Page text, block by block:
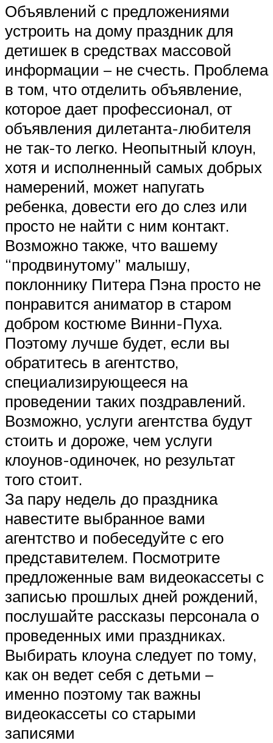
Объявлений с предложениями
устроить на дому праздник для
детишек в средствах массовой
информации – не счесть. Проблема
в том, что отделить объявление,
которое дает профессионал, от
объявления дилетанта-любителя
не так-то легко. Неопытный клоун,
хотя и исполненный самых добрых
намерений, может напугать
ребенка, довести его до слез или
просто не найти с ним контакт.
Возможно также, что вашему
“продвинутому” малышу,
поклоннику Питера Пэна просто не
понравится аниматор в старом
добром костюме Винни-Пуха.
Поэтому лучше будет, если вы
обратитесь в агентство,
специализирующееся на
проведении таких поздравлений.
Возможно, услуги агентства будут
стоить и дороже, чем услуги
клоунов-одиночек, но результат
того стоит.
За пару недель до праздника
навестите выбранное вами
агентство и побеседуйте с его
представителем. Посмотрите
предложенные вам видеокассеты с
записью прошлых дней рождений,
послушайте рассказы персонала о
проведенных ими праздниках.
Выбирать клоуна следует по тому,
как он ведет себя с детьми –
именно поэтому так важны
видеокассеты со старыми
записями